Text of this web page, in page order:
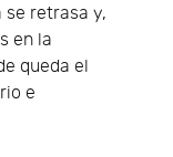
se retrasa y,
en la
queda el
e